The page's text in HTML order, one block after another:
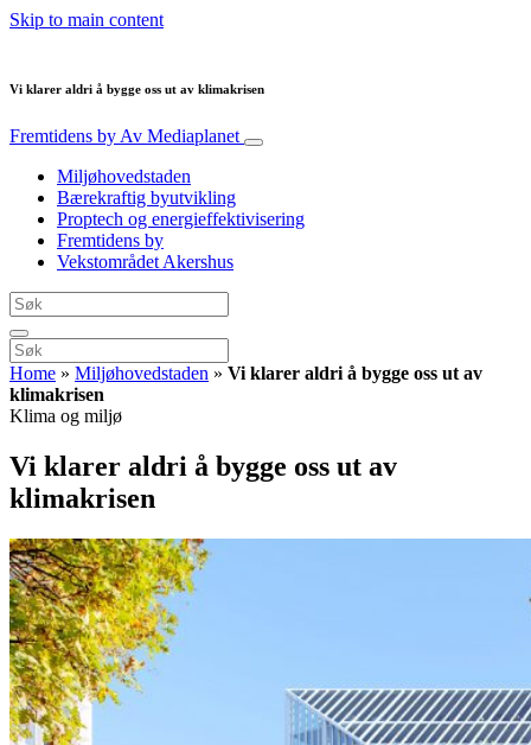
Skip to main content
Vi klarer aldri å bygge oss ut av klimakrisen
Fremtidens by Av Mediaplanet
Miljøhovedstaden
Bærekraftig byutvikling
Proptech og energieffektivisering
Fremtidens by
Vekstområdet Akershus
Home » Miljøhovedstaden » Vi klarer aldri å bygge oss ut av
klimakrisen
Klima og miljø
Vi klarer aldri å bygge oss ut av
klimakrisen